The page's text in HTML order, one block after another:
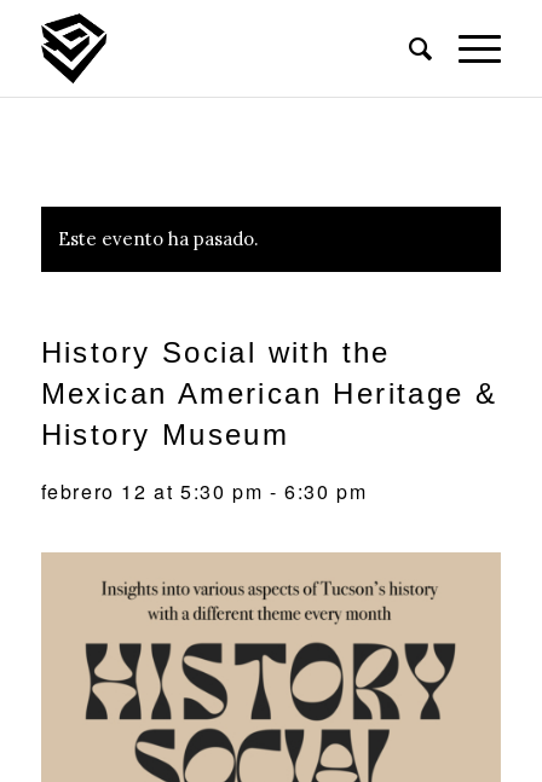
Este evento ha pasado.
History Social with the
Mexican American Heritage &
History Museum
febrero 12 at 5:30 pm -6:30 pm